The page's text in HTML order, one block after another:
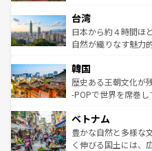
ならではの贅沢な旅のスタイルだ
情報はコンテンツ一
れるおもてなしの心
人々、おいしいロー
ク、伝統的なフラダ
ワイを、存分に味わってほしい。 な
はコンテンツ一覧を
リアリーフや大陸中
ク）、タスマニアの
ど、見どころがたく
いる。アクティビテ
ビング、ハイキング
い。オーストラリア
参照してほしい。
台湾
日本から約４時間ほ
自然が織りなす魅力
ン）、静ひつな山岳
と山間の静けさが共
驚きをもたらしてく
容にもいいと評判の
が味わえる
照してほしい。
韓国
歴史ある王朝文化が
-POPで世界を席巻
き、地方に足を延ば
できる。そして、キ
まで、さまざまな韓
ベトナム
豊かな自然と多様な
く伸びる国土には、